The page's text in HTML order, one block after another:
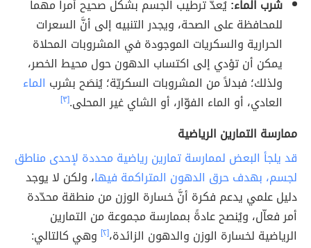
شرب الماء:يُعدُّ ترطيب الجسم بشكل صحيح أمراً مهماً
للمحافظة على الصحة، ويجدر التنبيه إلى أنَّ السعرات
الحرارية والسكريات الموجودة في المشروبات المحلاة
يمكن أن تؤدي إلى اكتساب الدهون حول محيط الخصر،
ولذلك؛ فبدلاً من المشروبات السكريّة؛ يُنصَح بشرب الماء
العادي، أو الماء الفوّار، أو الشاي غير المحلى.[٣]
ممارسة التمارين الرياضية
قد يلجأ البعض لممارسة تمارين رياضية محددة لإحدى مناطق
لجسم، بهدف حرق الدهون المتراكمة فيها، ولكن لا يوجد
دليل علمي يدعم فكرة أنَّ خسارة الوزن من منطقة محدّدة
أمر فعاّل، ويُنصح عادةً بممارسة مجموعة من التمارين
الرياضية لخسارة الوزن والدهون الزائدة،[٢]
وهي كالتالي: